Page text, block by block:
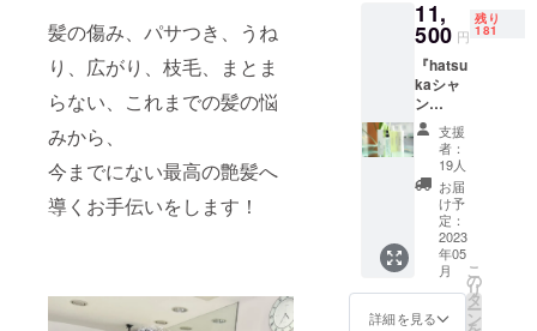
髪の傷み、パサつき、うね
り、広がり、枝毛、まとま
らない、これまでの髪の悩
みから、
今までにない最高の艶髪へ
導くお手伝いをします！
定価
12,500
円（税
込）
シャン
プート
リート
メント
の2点
セット
です。
hatsuk
NATUR
AL OIL
Shamp
11,
500 円
残り
181
『hatsu
kaシャ
ン
プー・
トリー
トメン
ト
500ml+
Liruka
150ml
』（セ
ミロン
グ約
2.7ヶ月
支援
者：
19人
お届
け予
定：
2023
年05
月
詳細を見る
こ
の
リ
タ
ー
ン